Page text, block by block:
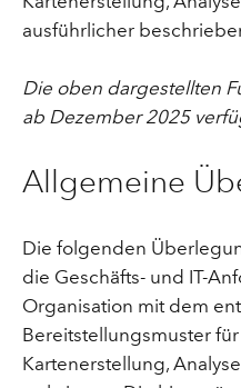
ausführlicher
Die oben dargestellten
ab Dezember 2025
Allgemeine
Die folgenden
die Geschäfts- und IT-
Organisation mit dem
Bereitstellungsmuster
Kartenerstellung,